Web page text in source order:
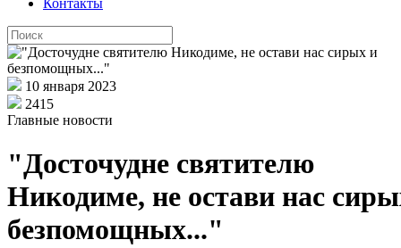
Контакты
10 января 2023
2415
Главные новости
"Досточудне святителю
Никодиме, не остави нас
безпомощных..."